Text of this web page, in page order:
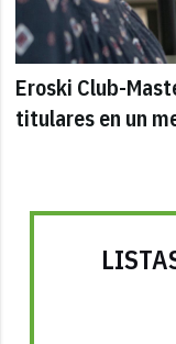
Eroski Club-
titulares en un